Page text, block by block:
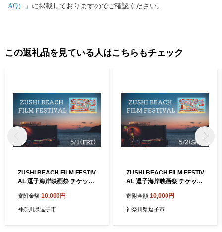
AQ）」 に掲載しておりますのでご確認ください。
この返礼品を見ている人はこちらもチェック
ZUSHI BEACH FILM FESTIV
AL 逗子海岸映画祭 チケット
寄附金額 10,000円
神奈川県逗子市
ZUSHI BEACH FILM FESTIV
AL 逗子海岸映画祭 チケット
寄附金額 10,000円
神奈川県逗子市